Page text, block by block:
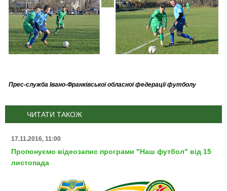
Прес-служба Івано-Франківської обласної федерації футболу
ЧИТАТИ ТАКОЖ
17.11.2016, 11:00
Пропонуємо відеозапис програми "Наш футбол" від 15
листопада